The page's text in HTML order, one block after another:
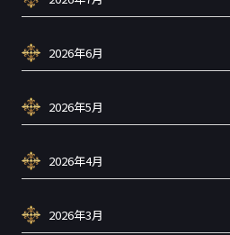
2026年6月
2026年5月
2026年4月
2026年3月